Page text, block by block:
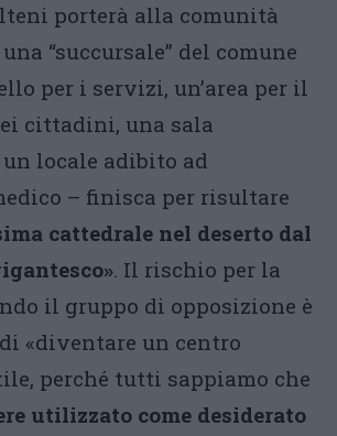
porterà alla comunità
“succursale” del comune
per i servizi, un’area per il
cittadini, una sala
locale adibito ad
– finisca per risultare
cattedrale nel deserto dal
. Il rischio per la
il gruppo di opposizione è
«diventare un centro
perché tutti sappiamo che
utilizzato come desiderato